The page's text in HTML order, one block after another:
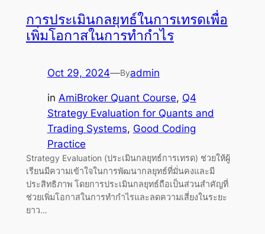
การประเมินกลยุทธ์ในการเทรดเพื่อ
เพิ่มโอกาสในการทำกำไร
Oct 29, 2024—Byadmin
in AmiBroker Quant Course, Q4
Strategy Evaluation for Quants and
Trading Systems, Good Coding
Practice
Strategy Evaluation (ประเมินกลยุทธ์การเทรด) ช่วยให้ผู้
เรียนมีความเข้าใจในการพัฒนากลยุทธ์ที่มั่นคงและมี
ประสิทธิภาพ โดยการประเมินกลยุทธ์ถือเป็นส่วนสำคัญที่
ช่วยเพิ่มโอกาสในการทำกำไรและลดความเสี่ยงในระยะ
ยาว…